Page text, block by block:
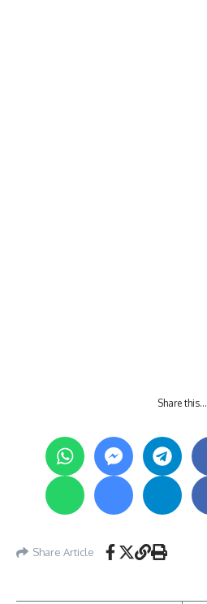
Share this…
Share Article